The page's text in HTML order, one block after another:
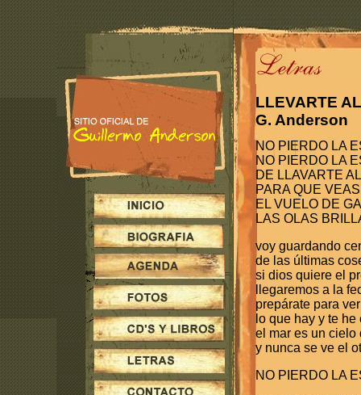
LLEVARTE
G. Anderson
NO PIERDO LA
NO PIERDO LA
DE LLAVARTE
PARA QUE
EL VUELO DE
LAS OLAS
voy guardando
de las últimas
si dios quiere el
llegaremos a la
prepárate para
lo que hay y te he
el mar es un cielo
y nunca se ve el
NO PIERDO LA